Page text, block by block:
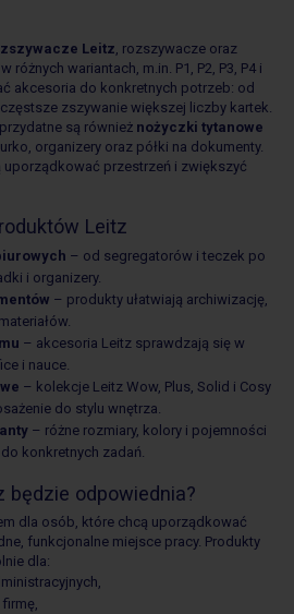
zszywacze Leitz, rozszywacze oraz
różnych wariantach, m.in. P1, P2, P3, P4 i
akcesoria do konkretnych potrzeb: od
zszywanie większej liczby kartek.
są również nożyczki tytanowe
organizery oraz półki na dokumenty.
uporządkować przestrzeń i zwiększyć
Leitz
– od segregatorów i teczek po
i organizery.
– produkty ułatwiają archiwizację,
– akcesoria Leitz sprawdzają się w
i nauce.
– kolekcje Leitz Wow, Plus, Solid i Cosy
do stylu wnętrza.
– różne rozmiary, kolory i pojemności
konkretnych zadań.
będzie odpowiednia?
dla osób, które chcą uporządkować
funkcjonalne miejsce pracy. Produkty
dla: